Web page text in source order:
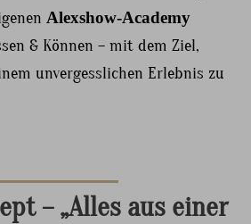
Alexshow-Academy
& Können – mit dem Ziel,
unvergesslichen Erlebnis zu
– „Alles aus einer